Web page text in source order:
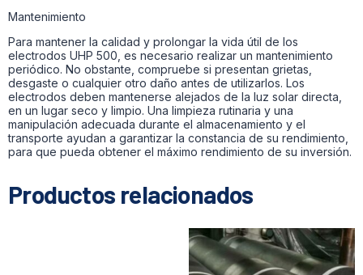
Mantenimiento
Para mantener la calidad y prolongar la vida útil de los
electrodos UHP 500, es necesario realizar un mantenimiento
periódico. No obstante, compruebe si presentan grietas,
desgaste o cualquier otro daño antes de utilizarlos. Los
electrodos deben mantenerse alejados de la luz solar directa,
en un lugar seco y limpio. Una limpieza rutinaria y una
manipulación adecuada durante el almacenamiento y el
transporte ayudan a garantizar la constancia de su rendimiento,
para que pueda obtener el máximo rendimiento de su inversión.
Productos relacionados